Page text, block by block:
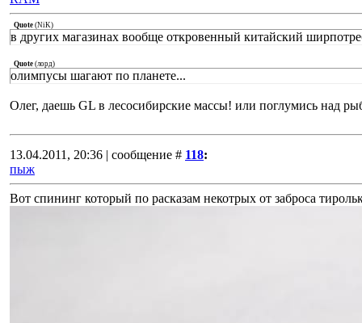
Quote (NiK)
в других магазинах вообще откровенный китайский
Quote (лорд)
олимпусы шагают по планете...
Олег, даешь GL в лесосибирские массы! или поглумись над
13.04.2011, 20:36 | сообщение # 118:
пыж
Вот спининг который по расказам некотрых от заброса